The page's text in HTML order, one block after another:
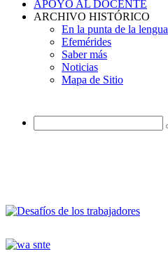
APOYO AL DOCENTE
ARCHIVO HISTÓRICO
En la punta de la lengua
Efemérides
Saber más
Noticias
Mapa de Sitio